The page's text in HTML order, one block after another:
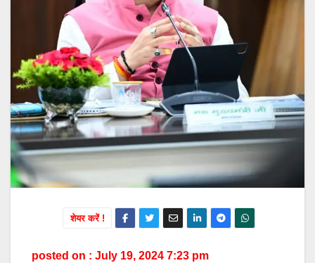
शेयर करें !
posted on : July 19, 2024 7:23 pm